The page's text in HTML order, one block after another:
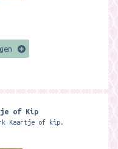
of Kip
Kaartje of kip.